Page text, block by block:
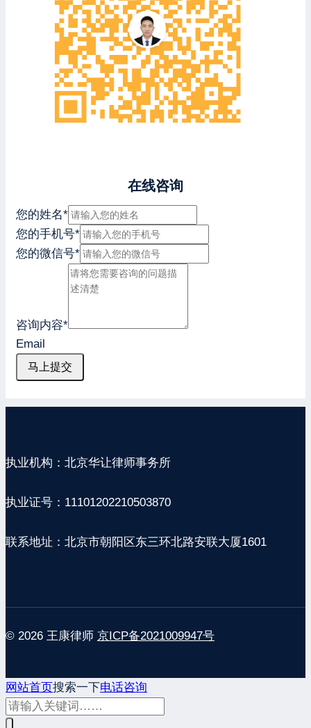
在线咨询
您的姓名*
您的手机号*
您的微信号*
咨询内容*
Email
马上提交
执业机构：北京华让律师事务所
执业证号：11101202210503870
联系地址：北京市朝阳区东三环北路安联大厦1601
© 2026 王康律师 京ICP备2021009947号
网站首页搜索一下电话咨询